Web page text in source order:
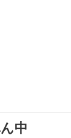
中